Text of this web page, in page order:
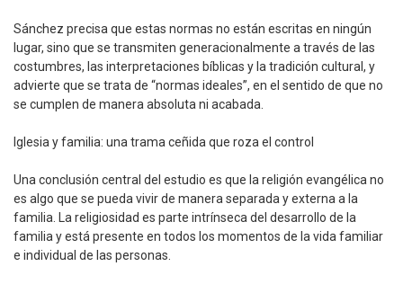
Sánchez precisa que estas normas no están escritas en ningún
lugar, sino que se transmiten generacionalmente a través de las
costumbres, las interpretaciones bíblicas y la tradición cultural, y
advierte que se trata de “normas ideales”, en el sentido de que no
se cumplen de manera absoluta ni acabada.
Iglesia y familia: una trama ceñida que roza el control
Una conclusión central del estudio es que la religión evangélica no
es algo que se pueda vivir de manera separada y externa a la
familia. La religiosidad es parte intrínseca del desarrollo de la
familia y está presente en todos los momentos de la vida familiar
e individual de las personas.